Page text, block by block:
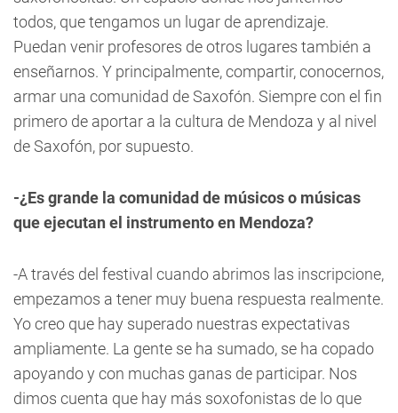
todos, que tengamos un lugar de aprendizaje.
Puedan venir profesores de otros lugares también a
enseñarnos. Y principalmente, compartir, conocernos,
armar una comunidad de Saxofón. Siempre con el fin
primero de aportar a la cultura de Mendoza y al nivel
de Saxofón, por supuesto.
-¿Es grande la comunidad de músicos o músicas
que ejecutan el instrumento en Mendoza?
-A través del festival cuando abrimos las inscripcione,
empezamos a tener muy buena respuesta realmente.
Yo creo que hay superado nuestras expectativas
ampliamente. La gente se ha sumado, se ha copado
apoyando y con muchas ganas de participar. Nos
dimos cuenta que hay más soxofonistas de lo que